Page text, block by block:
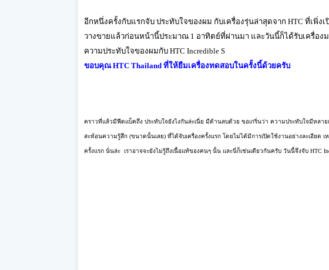
อีกหนึ่งครั้งกับแรกจับ ประทับใจของผม กับเครื่องรุ่นล่าสุดจาก HTC ที่เพิ่ง
วางขายแล้วก่อนหน้านี้ประมาณ 1 อาทิตย์ที่ผ่านมา และวันนี้ก็ได้รับเครื่อง
ความประทับใจของผมกับ HTC Incredible S
ขอบคุณ HTC Thailand ที่ให้ยืมเครื่องทดสอบในครั้งนี้ด้วยครับ
คราวที่แล้วมีฟีดแบ็คถึง ประทับใจยังไงกันล่ะเนี่ย มีด้านลบด้วย ขอเกริ่นว่า ความประทับใจมีหลา
สะท้อนความรู้สึก (ขนาดนั้นเลย) ที่ได้จับเครื่องครั้งแรก โดยไม่ได้มีการเปิดใช้งานอย่างละเอีย
ครั้งแรก นั่นล่ะ เราอาจจะยังไม่รู้ถึงเนื้อแท้ของคนๆ นั้น และนี่ก็เช่นเดียวกันครับ วันนี้จึงจับ HTC